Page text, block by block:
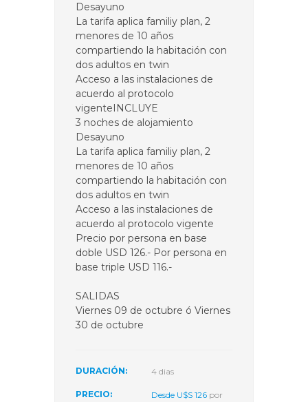
Desayuno
La tarifa aplica familiy plan, 2
menores de 10 años
compartiendo la habitación con
dos adultos en twin
Acceso a las instalaciones de
acuerdo al protocolo
vigenteINCLUYE
3 noches de alojamiento
Desayuno
La tarifa aplica familiy plan, 2
menores de 10 años
compartiendo la habitación con
dos adultos en twin
Acceso a las instalaciones de
acuerdo al protocolo vigente
Precio por persona en base
doble USD 126.- Por persona en
base triple USD 116.-
SALIDAS
Viernes 09 de octubre ó Viernes
30 de octubre
DURACIÓN: 4 dias
PRECIO: Desde U$S 126 por